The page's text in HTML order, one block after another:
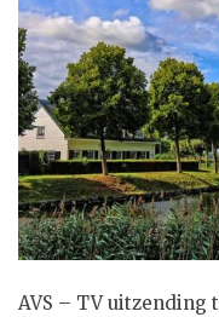
AVS – TV uitzending